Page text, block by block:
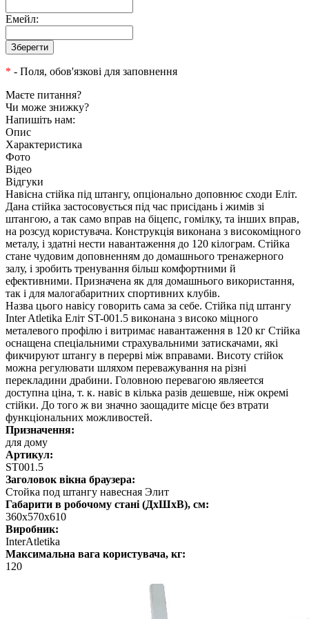
Емейл:
* - Поля, обов'язкові для заповнення
Маєте питання?
Чи може знижку?
Напишіть нам:
Опис
Характеристика
Фото
Відео
Відгуки
Навісна стійка під штангу, опціонально доповнює сходи Еліт.
Дана стійка застосовується під час присідань і жимів зі
штангою, а так само вправ на біцепс, гомілку, та інших вправ,
на розсуд користувача. Конструкція виконана з високоміцного
металу, і здатні нести навантаження до 120 кілограм. Стійка
стане чудовим доповненням до домашнього тренажерного
залу, і зробить тренування більш комфортними й
ефективними. Призначена як для домашнього використання,
так і для малогабаритних спортивних клубів.
Назва цього навісу говорить сама за себе. Стійка під штангу
Inter Atletika Еліт ST-001.5 виконана з високо міцного
металевого профілю і витримає навантаження в 120 кг Стійка
оснащена спеціальними страхувальними затискачами, які
фикчируют штангу в перерві між вправами. Висоту стійок
можна регулювати шляхом переважування на різні
перекладини драбини. Головною перевагою являеется
доступна ціна, т. к. навіс в кілька разів дешевше, ніж окремі
стійки. До того ж ви значно заощадите місце без втрати
функціональних можливостей.
Призначення:
для дому
Артикул:
SТ001.5
Заголовок вікна браузера:
Стойка под штангу навесная Элит
Габарити в робочому стані (ДхШхВ), см:
360х570х610
Виробник:
InterAtletika
Максимальна вага користувача, кг:
120